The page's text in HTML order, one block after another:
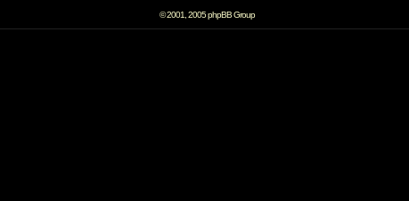
© 2001, 2005 phpBB Group